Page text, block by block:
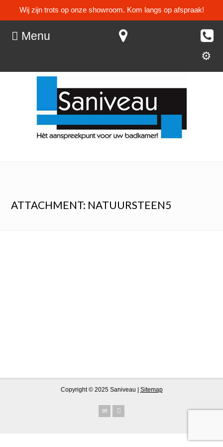
Wij zijn trots op onze showroom. Kom langs op afspraak!
Menu
ATTACHMENT: NATUURSTEEN5
Copyright © 2025 Saniveau | Sitemap